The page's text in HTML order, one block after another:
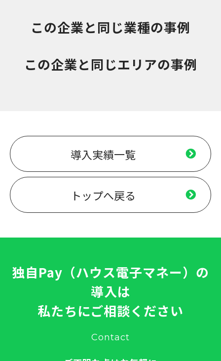
この企業と同じ業種の事例
この企業と同じエリアの事例
導入実績一覧
トップへ戻る
独自Pay（ハウス電子マネー）の
導入は
私たちにご相談ください
Contact